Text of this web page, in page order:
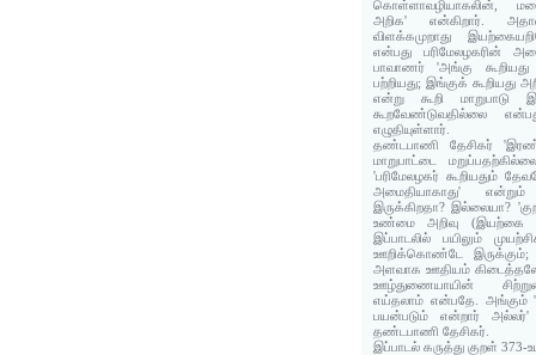
கொள்ளாவழியாகலின்,
அறிக' என்கிறார்.
விளக்கமுறாது
என்பது பரிமேலழகரின்
பாவாணர் 'அங்கு
பற்றியது; இங்குக் கூறியது
என்று கூறி
கூறவேண்டுவதில்லை
எழுதியுள்ளார்.
தண்டபாணி தேசிகர்
மாறுபாட்டை
'பரிமேலழகர் கூறியதும்
அமைதியாகாது' என்றும்
இருக்கிறதா? இல்லையா?
உண்மை அறிவு (இயற்கை
இப்பாடலில் பயிலும்
ஊறிக்கொண்டே இருக்கும்;
அளவாக ஊதியம் கிடைத்தலே
ஊழ்துணையாயின்
எய்தலாம் என்பதே. அங்கும்
பயன்படும் என்றார்
தண்டபாணி தேசிகர்.
இப்பாடல் கருத்து குறள்